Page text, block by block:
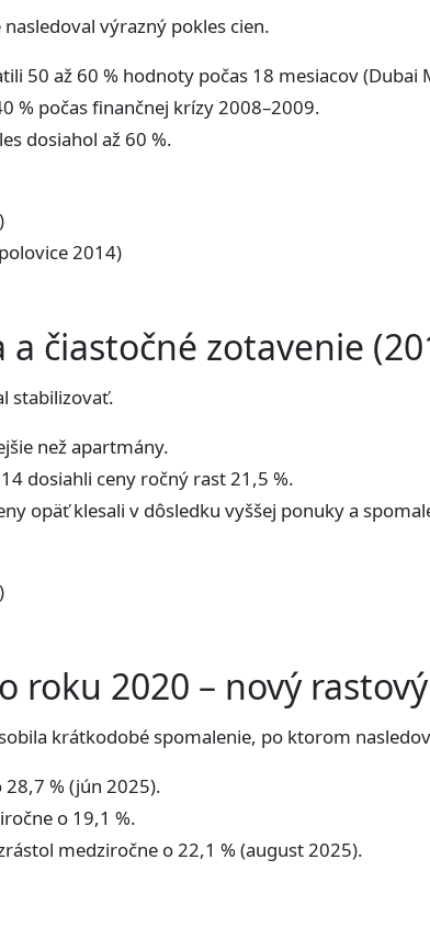
výrazný pokles cien.
50 až 60 % hodnoty počas 18 mesiacov (Dubai
% počas finančnej krízy 2008–2009.
dosiahol až 60 %.
2014)
čiastočné zotavenie
stabilizovať.
než apartmány.
dosiahli ceny ročný rast 21,5 %.
opäť klesali v dôsledku vyššej ponuky a
roku 2020 – nový
krátkodobé spomalenie, po ktorom
% (jún 2025).
o 19,1 %.
medziročne o 22,1 % (august 2025).